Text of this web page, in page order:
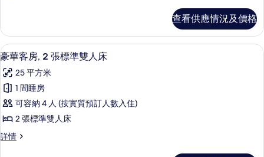
1
張
特
大
雙
人
床
的
1
張
特
雙
人
詳
情
查看供應情況及價格
載
入
所
有
豪
華
客
特厚豪華床墊、房內夾萬、書桌、遮
7
豪華客房, 2 張標準雙人床
25 平方米
1 間睡房
可容納 4 人 (按實質預訂人數入住)
2 張標準雙人床
詳情
豪